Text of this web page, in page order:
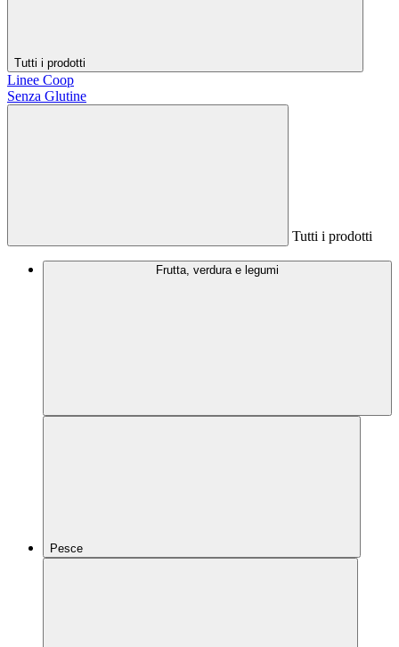
Tutti i prodotti
Linee Coop
Senza Glutine
Tutti i prodotti
Frutta, verdura e legumi
Pesce